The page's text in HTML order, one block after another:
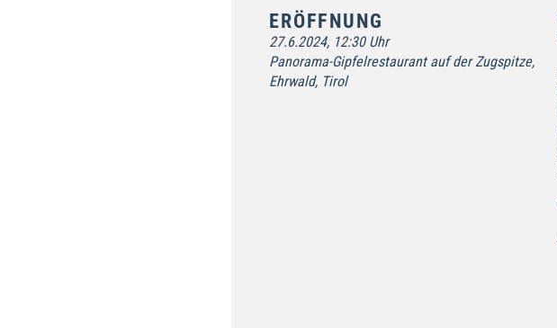
ERÖFFNUNG
27.6.2024, 12:30 Uhr
Panorama-Gipfelrestaurant auf der Zugspitze,
Ehrwald, Tirol